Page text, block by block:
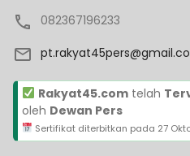
082367196233
Rakyat45.comtelah
oleh Dewan Pers
Sertifikat diterbitkan pada 27